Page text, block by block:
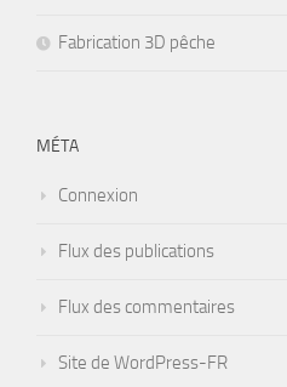
Fabrication 3D pêche
MÉTA
Connexion
Flux des publications
Flux des commentaires
Site de WordPress-FR